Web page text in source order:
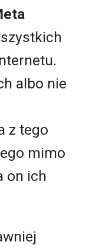
albo nie
z tego
mimo
on ich